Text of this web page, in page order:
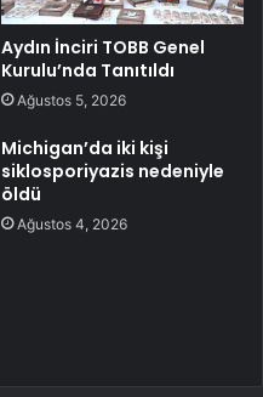
Aydın İnciri TOBB Genel
Kurulu’nda Tanıtıldı
Ağustos 5, 2026
Michigan’da iki kişi
siklosporiyazis nedeniyle
öldü
Ağustos 4, 2026